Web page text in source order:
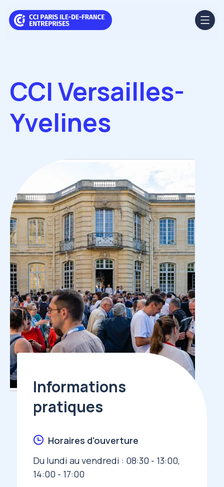
CCI Versailles-
Yvelines
Informations
pratiques
Horaires d'ouverture
Du lundi au vendredi : 08:30 - 13:00,
14:00 - 17:00